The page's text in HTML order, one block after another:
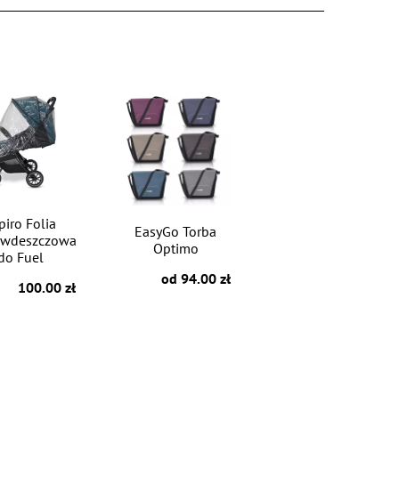
Folia
Fuel
100.00 zł
EasyGo Torba
Optimo
od 94.00 zł